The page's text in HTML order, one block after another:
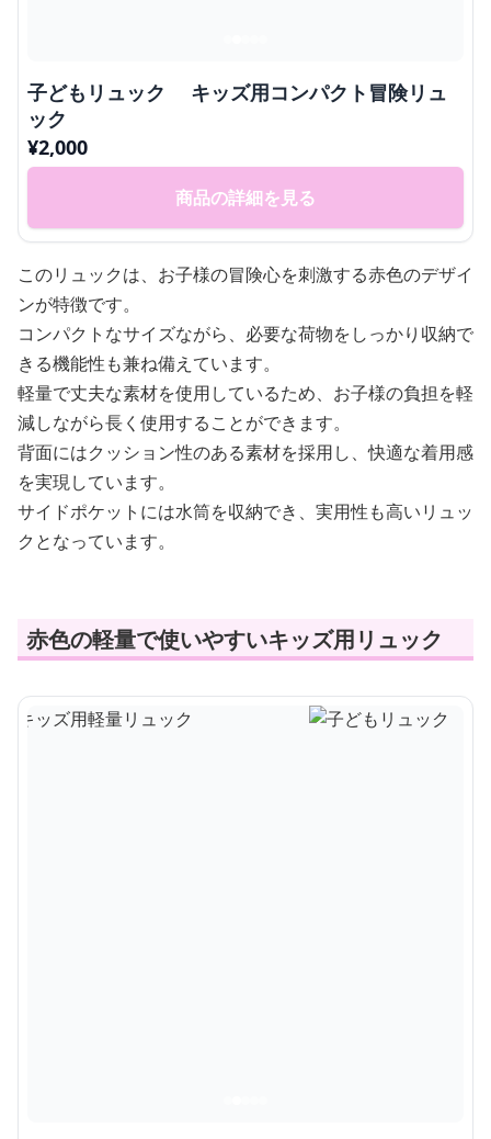
子どもリュック キッズ用コンパクト冒険リュ
ック
¥2,000
商品の詳細を見る
このリュックは、お子様の冒険心を刺激する赤色のデザイ
ンが特徴です。
コンパクトなサイズながら、必要な荷物をしっかり収納で
きる機能性も兼ね備えています。
軽量で丈夫な素材を使用しているため、お子様の負担を軽
減しながら長く使用することができます。
背面にはクッション性のある素材を採用し、快適な着用感
を実現しています。
サイドポケットには水筒を収納でき、実用性も高いリュッ
クとなっています。
赤色の軽量で使いやすいキッズ用リュック